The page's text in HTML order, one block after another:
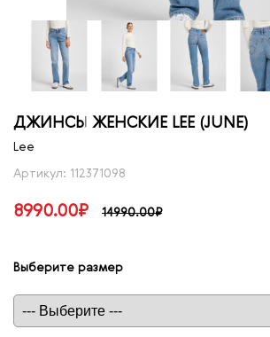
ДЖИНСЫ ЖЕНСКИЕ LEE (JUNE)
Lee
Артикул: 112371098
8990.00₽ 14990.00₽
Выберите размер